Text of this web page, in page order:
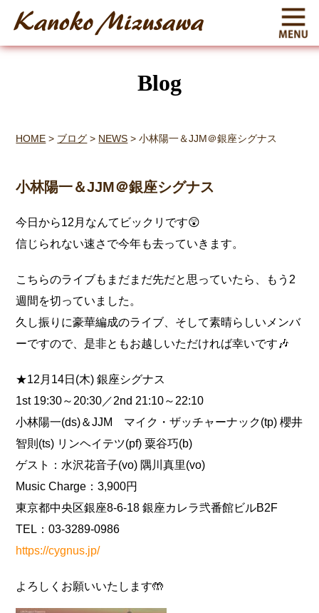
Blog
HOME > ブログ > NEWS >小林陽一＆JJM＠銀座シグナス
小林陽一＆JJM＠銀座シグナス
今日から12月なんてビックリです😲
信じられない速さで今年も去っていきます。
こちらのライブもまだまだ先だと思っていたら、もう2
週間を切っていました。
久し振りに豪華編成のライブ、そして素晴らしいメンバ
ーですので、是非ともお越しいただければ幸いです🎶
★12月14日(木) 銀座シグナス
1st 19:30～20:30／2nd 21:10～22:10
小林陽一(ds)＆JJM マイク・ザッチャーナック(tp) 櫻井
智則(ts) リンヘイテツ(pf) 粟谷巧(b)
ゲスト：水沢花音子(vo) 隅川真里(vo)
Music Charge：3,900円
東京都中央区銀座8-6-18 銀座カレラ弐番館ビルB2F
TEL：03-3289-0986
https://cygnus.jp/
よろしくお願いいたします🤲